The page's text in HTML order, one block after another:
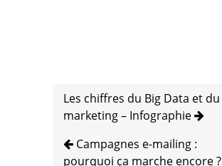
Les chiffres du Big Data et du
marketing – Infographie
Campagnes e-mailing :
pourquoi ça marche encore ?